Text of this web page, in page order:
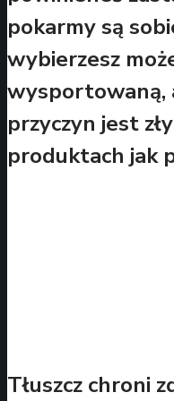
pokarmy są
wybierzesz
wysportowaną,
przyczyn jest
produktach jak
Tłuszcz chroni